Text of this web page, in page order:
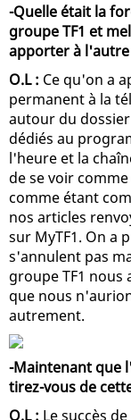
-Quelle était la
groupe TF1 et
apporter à l'autre
O.L : Ce qu'on a
permanent à la
autour du
dédiés au
l'heure et la
de se voir
comme étant
nos articles
sur MyTF1. On a
s'annulent pas
groupe TF1 nous
que nous
autrement.
-Maintenant que
tirez-vous de
O.L : Le succès